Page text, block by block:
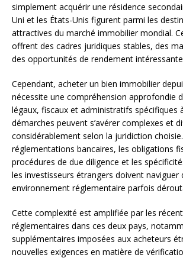
simplement acquérir une résidence
Uni et les États-Unis figurent parmi les
attractives du marché immobilier mondial.
offrent des cadres juridiques stables, des
des opportunités de rendement
Cependant, acheter un bien immobilier
nécessite une compréhension approfondie
légaux, fiscaux et administratifs spécifiques
démarches peuvent s’avérer complexes et
considérablement selon la juridiction
réglementations bancaires, les obligations
procédures de due diligence et les
les investisseurs étrangers doivent naviguer
environnement réglementaire parfois
Cette complexité est amplifiée par les
réglementaires dans ces deux pays,
supplémentaires imposées aux acheteurs
nouvelles exigences en matière de